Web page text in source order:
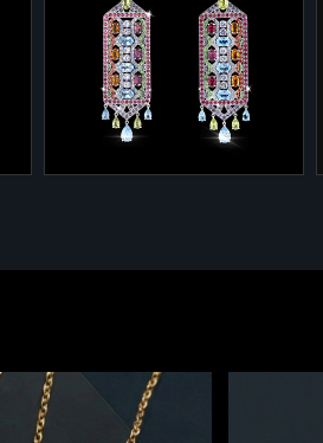
Кольцо 1-0118 из белого
золота с пурпурным
сапфиром и бриллиантами.
Золото 585 - 9,86 грамма
Пурпурный сапфир - 1,48
карата
Бриллианты 3/5 - 2,03
Золото 585 - 19,8 грамма
Бриллианты 3/5 - 0,5
Рубины 2,03 карата